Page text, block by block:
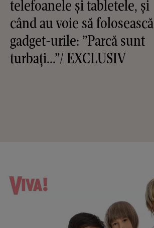
telefoanele și tabletele, și
când au voie să folosească
gadget-urile: ”Parcă sunt
turbați...”/ EXCLUSIV